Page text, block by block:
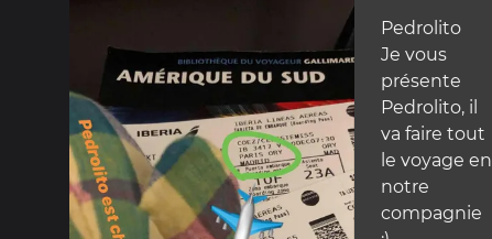
Pedrolito
Je vous
présente
Pedrolito, il
va faire tout
le voyage en
notre
compagnie